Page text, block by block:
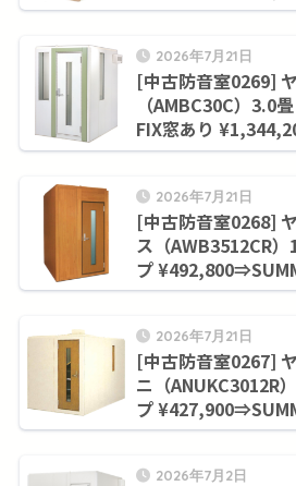
SALE！９月末まで
2026年7月21日
[中古防音室0269]
（AMBC30C）3.0
FIX窓あり
SALE！９月末まで
2026年7月21日
[中古防音室0268]
ス（AWB3512CR
プ
まで¥420,200
2026年7月21日
[中古防音室0267]
ニ（ANUKC3012R
プ
まで¥352,000
2026年7月2日